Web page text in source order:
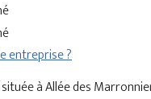
entreprise ?
à Allée des